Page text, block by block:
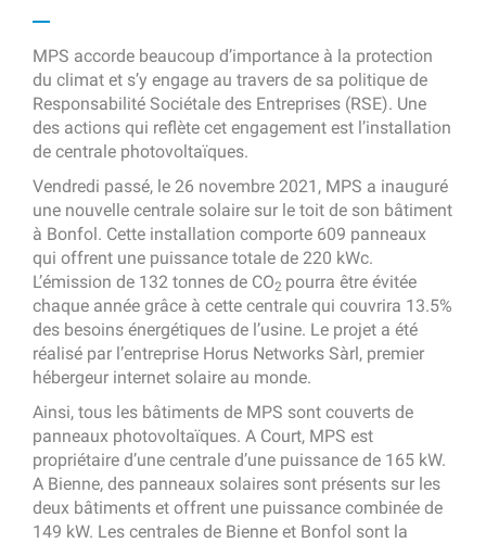
MPS accorde beaucoup d’importance à la protection
du climat et s’y engage au travers de sa politique de
Responsabilité Sociétale des Entreprises (RSE). Une
des actions qui reflète cet engagement est l’installation
de centrale photovoltaïques.
Vendredi passé, le 26 novembre 2021, MPS a inauguré
une nouvelle centrale solaire sur le toit de son bâtiment
à Bonfol. Cette installation comporte 609 panneaux
qui offrent une puissance totale de 220 kWc.
L’émission de 132 tonnes de CO2 pourra être évitée
chaque année grâce à cette centrale qui couvrira 13.5%
des besoins énergétiques de l’usine. Le projet a été
réalisé par l’entreprise Horus Networks Sàrl, premier
hébergeur internet solaire au monde.
Ainsi, tous les bâtiments de MPS sont couverts de
panneaux photovoltaïques. A Court, MPS est
propriétaire d’une centrale d’une puissance de 165 kW.
A Bienne, des panneaux solaires sont présents sur les
deux bâtiments et offrent une puissance combinée de
149 kW. Les centrales de Bienne et Bonfol sont la